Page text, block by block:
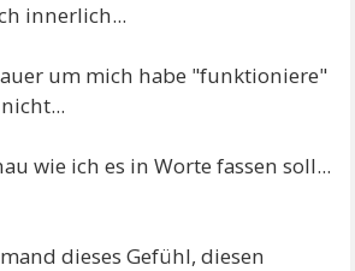
innerlich...
um mich habe "funktioniere"
wie ich es in Worte fassen soll...
dieses Gefühl, diesen